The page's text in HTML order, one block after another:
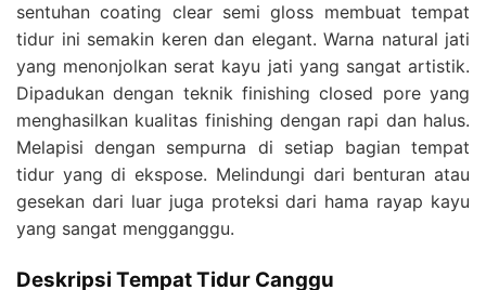
sentuhan coating clear semi gloss membuat tempat
tidur ini semakin keren dan elegant. Warna natural jati
yang menonjolkan serat kayu jati yang sangat artistik.
Dipadukan dengan teknik finishing closed pore yang
menghasilkan kualitas finishing dengan rapi dan halus.
Melapisi dengan sempurna di setiap bagian tempat
tidur yang di ekspose. Melindungi dari benturan atau
gesekan dari luar juga proteksi dari hama rayap kayu
yang sangat mengganggu.
Deskripsi Tempat Tidur Canggu